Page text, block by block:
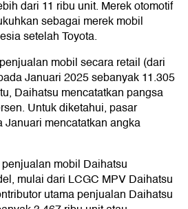
dari 11 ribu unit. Merek otomotif
sebagai merek mobil
setelah Toyota.
mobil secara retail (dari
Januari 2025 sebanyak 11.305
Daihatsu mencatatkan pangsa
Untuk diketahui, pasar
mencatatkan angka
mobil Daihatsu
mulai dari LCGC MPV Daihatsu
utama penjualan Daihatsu